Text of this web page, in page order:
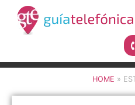
HOME »